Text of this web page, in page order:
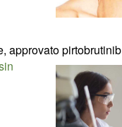
approvato pirtobrutinib